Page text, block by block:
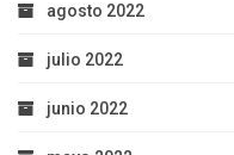
agosto 2022
julio 2022
junio 2022